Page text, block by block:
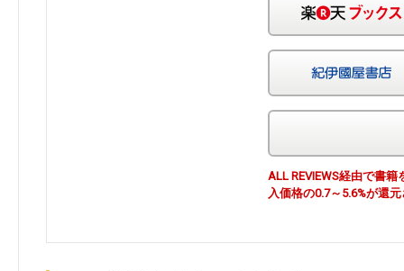
ALL REVIEWS経由で書
入価格の0.7～5.6%が還